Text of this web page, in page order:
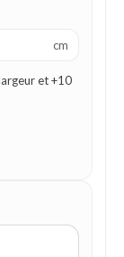
cm
et +10